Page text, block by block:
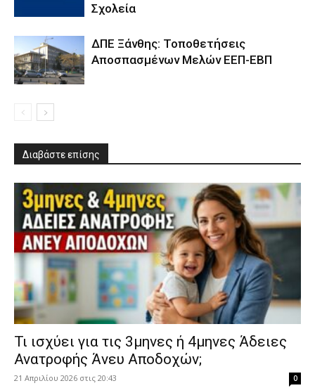
Σχολεία
ΔΠΕ Ξάνθης: Τοποθετήσεις
Αποσπασμένων Μελών ΕΕΠ-ΕΒΠ
Διαβάστε επίσης
​Τι ισχύει για τις 3μηνες ή 4μηνες Άδειες
Ανατροφής Άνευ Αποδοχών;
21 Απριλίου 2026 στις 20:43 0